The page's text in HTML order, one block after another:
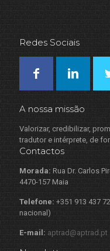
Redes Sociais
A nossa missão
Valorizar, credibilizar,
tradutor e intérprete, de
Contactos
Morada: Rua Dr. Carlos
4470-157 Maia
Telefone: +351 913 437
nacional)
E-mail: aptrad@aptrad.pt